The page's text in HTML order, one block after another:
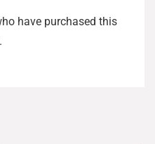
have purchased this